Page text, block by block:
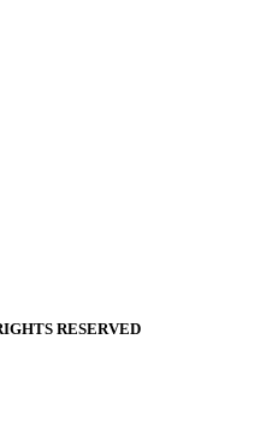
RESERVED